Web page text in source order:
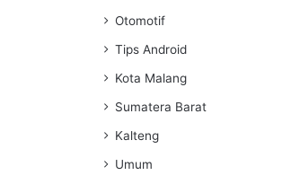
Otomotif
Tips Android
Kota Malang
Sumatera Barat
Kalteng
Umum